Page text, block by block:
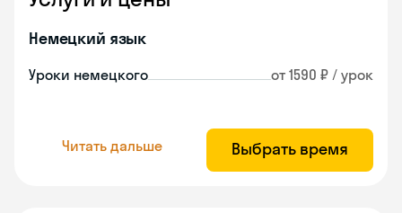
Немецкий язык
Уроки немецкого от 1590 ₽ / урок
Читать дальше Выбрать время